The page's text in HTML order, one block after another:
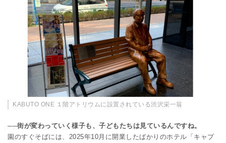
KABUTO ONE １階アトリウムに設置されている渋沢栄一翁
──街が変わっていく様子も、子どもたちは見ているんですね。
園のすぐそばには、2025年10月に開業したばかりのホテル「キャプ